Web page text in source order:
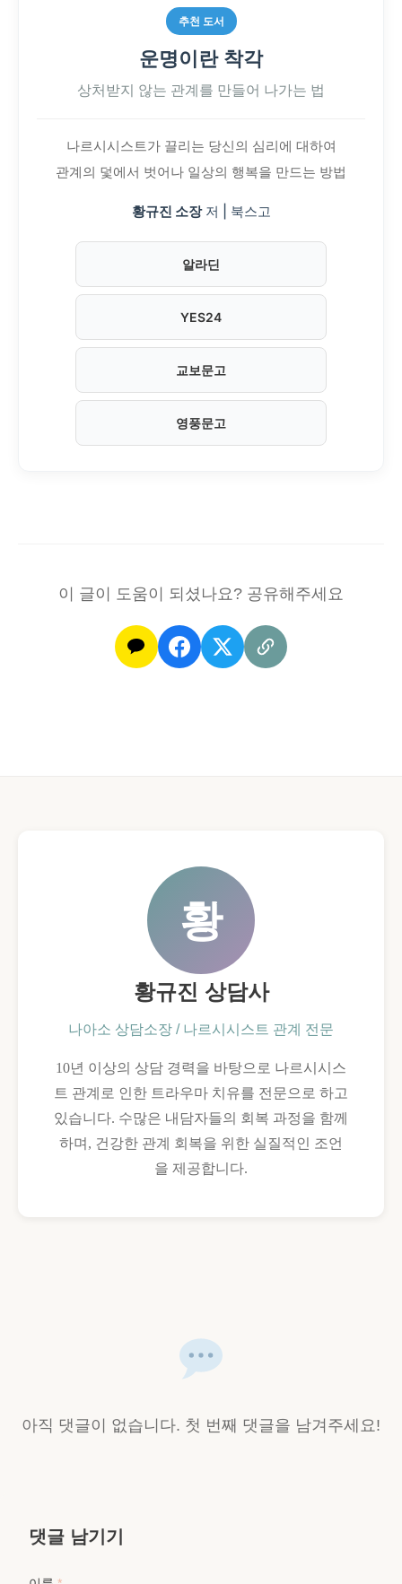
추천 도서
운명이란 착각
상처받지 않는 관계를 만들어 나가는 법
나르시시스트가 끌리는 당신의 심리에 대하여
관계의 덫에서 벗어나 일상의 행복을 만드는 방법
황규진 소장저 | 북스고
알라딘
YES24
교보문고
영풍문고
이 글이 도움이 되셨나요? 공유해주세요
황
황규진 상담사
나아소 상담소장 / 나르시시스트 관계 전문
10년 이상의 상담 경력을 바탕으로 나르시시스
트 관계로 인한 트라우마 치유를 전문으로 하고
있습니다. 수많은 내담자들의 회복 과정을 함께
하며, 건강한 관계 회복을 위한 실질적인 조언
을 제공합니다.
아직 댓글이 없습니다. 첫 번째 댓글을 남겨주세요!
댓글 남기기